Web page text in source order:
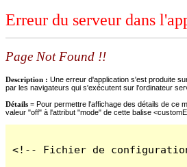
Erreur du serveur dans
Page Not Found !!
Description : Une erreur d'application s'est produite
par les navigateurs qui s'exécutent sur l'ordinateur
Détails = Pour permettre l'affichage des détails de ce
valeur "off" à l'attribut "mode" de cette balise
<!-- Fichier de